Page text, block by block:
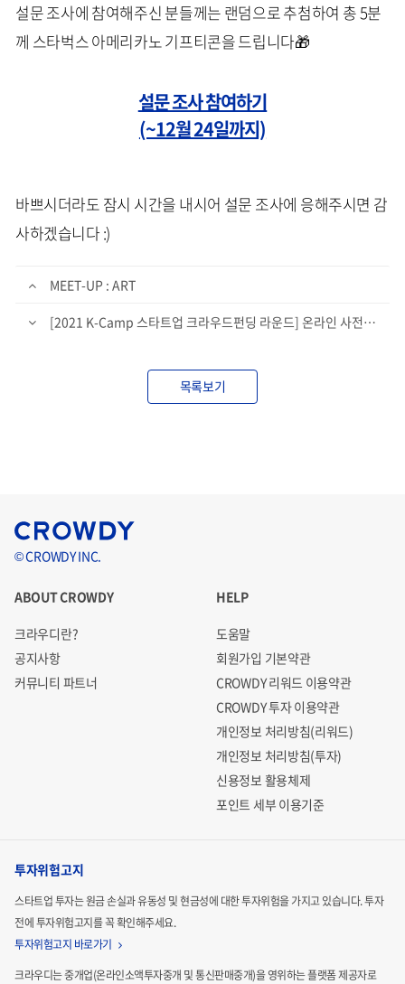
설문 조사에 참여해주신 분들께는 랜덤으로 추첨하여 총 5분
께 스타벅스 아메리카노 기프티콘을 드립니다🎁
설문 조사 참여하기
(~12월 24일까지)
바쁘시더라도 잠시 시간을 내시어 설문 조사에 응해주시면 감
사하겠습니다 :)
MEET-UP : ART
[2021 K-Camp 스타트업 크라우드펀딩 라운드] 온라인 사전 참가 등록
목록보기
© CROWDY INC.
ABOUT CROWDY
크라우디란?
공지사항
커뮤니티 파트너
HELP
도움말
회원가입 기본약관
CROWDY 리워드 이용약관
CROWDY 투자 이용약관
개인정보 처리방침(리워드)
개인정보 처리방침(투자)
신용정보 활용체제
포인트 세부 이용기준
투자위험고지
스타트업 투자는 원금 손실과 유동성 및 현금성에 대한 투자위험을 가지고 있습니다.투자
전에 투자위험고지를 꼭 확인해주세요.
투자위험고지 바로가기
크라우디는 중개업(온라인소액투자중개 및 통신판매중개)을 영위하는 플랫폼 제공자로